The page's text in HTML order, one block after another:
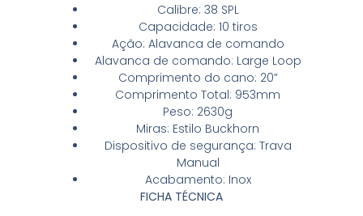
Calibre: 38 SPL
Capacidade: 10 tiros
Ação: Alavanca de comando
Alavanca de comando: Large Loop
Comprimento do cano: 20”
Comprimento Total: 953mm
Peso: 2630g
Miras: Estilo Buckhorn
Dispositivo de segurança: Trava
Manual
Acabamento: Inox
FICHA TÉCNICA